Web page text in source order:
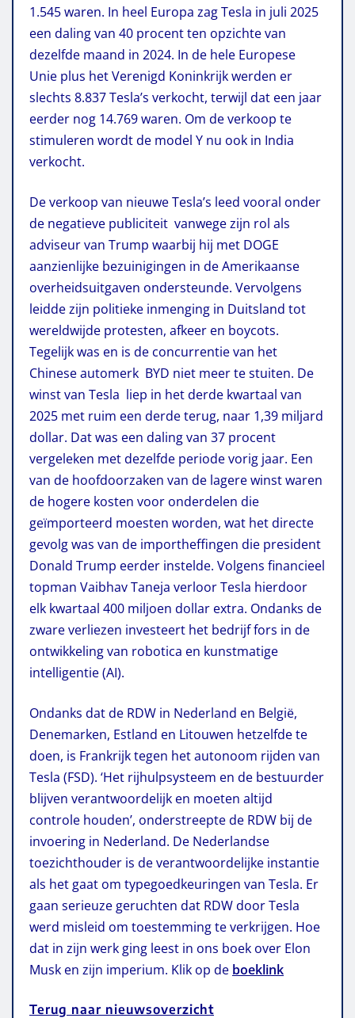
1.545 waren. In heel Europa zag Tesla in juli 2025
een daling van 40 procent ten opzichte van
dezelfde maand in 2024. In de hele Europese
Unie plus het Verenigd Koninkrijk werden er
slechts 8.837 Tesla’s verkocht, terwijl dat een jaar
eerder nog 14.769 waren. Om de verkoop te
stimuleren wordt de model Y nu ook in India
verkocht.
De verkoop van nieuwe Tesla’s leed vooral onder
de negatieve publiciteit vanwege zijn rol als
adviseur van Trump waarbij hij met DOGE
aanzienlijke bezuinigingen in de Amerikaanse
overheidsuitgaven ondersteunde. Vervolgens
leidde zijn politieke inmenging in Duitsland tot
wereldwijde protesten, afkeer en boycots.
Tegelijk was en is de concurrentie van het
Chinese automerk BYD niet meer te stuiten. De
winst van Tesla liep in het derde kwartaal van
2025 met ruim een derde terug, naar 1,39 miljard
dollar. Dat was een daling van 37 procent
vergeleken met dezelfde periode vorig jaar. Een
van de hoofdoorzaken van de lagere winst waren
de hogere kosten voor onderdelen die
geïmporteerd moesten worden, wat het directe
gevolg was van de importheffingen die president
Donald Trump eerder instelde. Volgens financieel
topman Vaibhav Taneja verloor Tesla hierdoor
elk kwartaal 400 miljoen dollar extra. Ondanks de
zware verliezen investeert het bedrijf fors in de
ontwikkeling van robotica en kunstmatige
intelligentie (AI).
Ondanks dat de RDW in Nederland en België,
Denemarken, Estland en Litouwen hetzelfde te
doen, is Frankrijk tegen het autonoom rijden van
Tesla (FSD). ‘Het rijhulpsysteem en de bestuurder
blijven verantwoordelijk en moeten altijd
controle houden’, onderstreepte de RDW bij de
invoering in Nederland. De Nederlandse
toezichthouder is de verantwoordelijke instantie
als het gaat om typegoedkeuringen van Tesla. Er
gaan serieuze geruchten dat RDW door Tesla
werd misleid om toestemming te verkrijgen. Hoe
dat in zijn werk ging leest in ons boek over Elon
Musk en zijn imperium. Klik op de boeklink
Terug naar nieuwsoverzicht